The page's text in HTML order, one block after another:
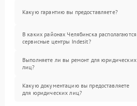
Какую гарантию вы предоставляете?
В каких районах Челябинска располагаются
сервисные центры Indesit?
Выполняете ли вы ремонт для юридических
лиц?
Какую документацию вы предоставляете
для юридических лиц?